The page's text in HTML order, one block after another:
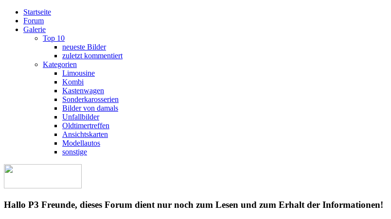
Startseite
Forum
Galerie
Top 10
neueste Bilder
zuletzt kommentiert
Kategorien
Limousine
Kombi
Kastenwagen
Sonderkarosserien
Bilder von damals
Unfallbilder
Oldtimertreffen
Ansichtskarten
Modellautos
sonstige
Hallo P3 Freunde, dieses Forum dient nur noch zum Lesen und zum Erhalt der Informationen!